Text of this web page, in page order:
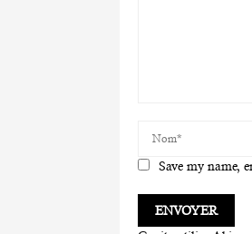
Save my name,